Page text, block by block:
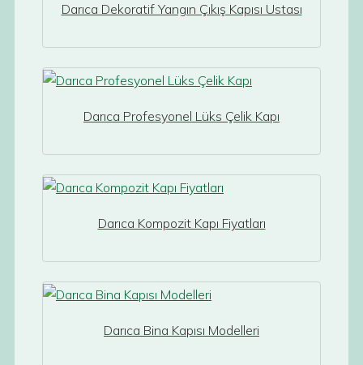
Darıca Dekoratif Yangın Çıkış Kapısı Ustası
Darıca Profesyonel Lüks Çelik Kapı
Darıca Kompozit Kapı Fiyatları
Darıca Bina Kapısı Modelleri